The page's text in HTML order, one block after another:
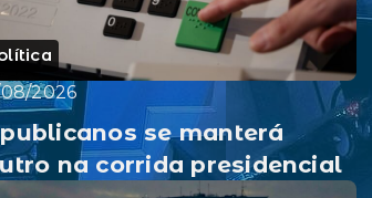
2026
se manterá
na corrida presidencial